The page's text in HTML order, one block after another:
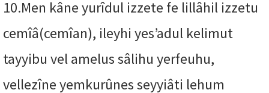
10.Men kâne yurîdul izzete fe lillâhil izzetu
cemîâ(cemîan), ileyhi yes’adul kelimut
tayyibu vel amelus sâlihu yerfeuhu,
vellezîne yemkurûnes seyyiâti lehum